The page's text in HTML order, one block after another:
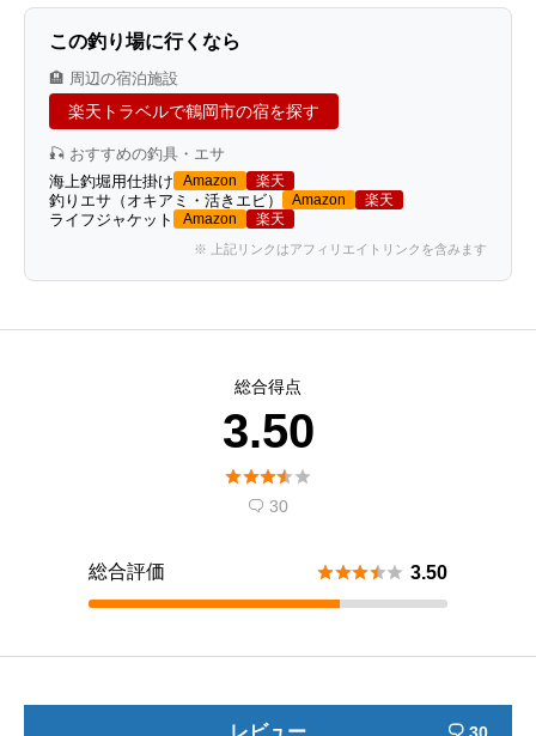
この釣り場に行くなら
🏨 周辺の宿泊施設
楽天トラベルで鶴岡市の宿を探す
🎣 おすすめの釣具・エサ
海上釣堀用仕掛け
Amazon 楽天
釣りエサ（オキアミ・活きエビ） Amazon 楽天
ライフジャケット Amazon 楽天
※ 上記リンクはアフィリエイトリンクを含みます
総合得点
3.50

 30
総合評価  3.50
 30